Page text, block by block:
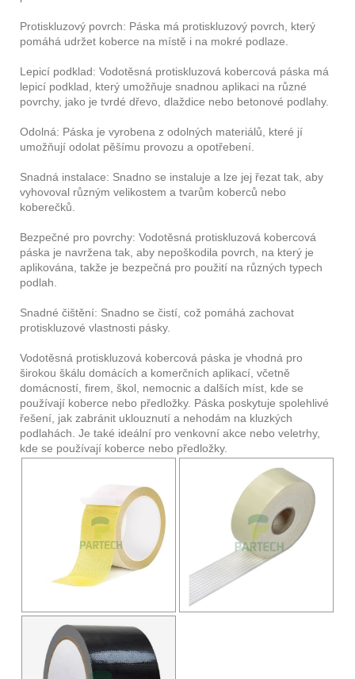
Protiskluzový povrch: Páska má protiskluzový povrch, který
pomáhá udržet koberce na místě i na mokré podlaze.
Lepicí podklad: Vodotěsná protiskluzová kobercová páska má
lepicí podklad, který umožňuje snadnou aplikaci na různé
povrchy, jako je tvrdé dřevo, dlaždice nebo betonové podlahy.
Odolná: Páska je vyrobena z odolných materiálů, které jí
umožňují odolat pěšímu provozu a opotřebení.
Snadná instalace: Snadno se instaluje a lze jej řezat tak, aby
vyhovoval různým velikostem a tvarům koberců nebo
koberečků.
Bezpečné pro povrchy: Vodotěsná protiskluzová kobercová
páska je navržena tak, aby nepoškodila povrch, na který je
aplikována, takže je bezpečná pro použití na různých typech
podlah.
Snadné čištění: Snadno se čistí, což pomáhá zachovat
protiskluzové vlastnosti pásky.
Vodotěsná protiskluzová kobercová páska je vhodná pro
širokou škálu domácích a komerčních aplikací, včetně
domácností, firem, škol, nemocnic a dalších míst, kde se
používají koberce nebo předložky. Páska poskytuje spolehlivé
řešení, jak zabránit uklouznutí a nehodám na kluzkých
podlahách. Je také ideální pro venkovní akce nebo veletrhy,
kde se používají koberce nebo předložky.